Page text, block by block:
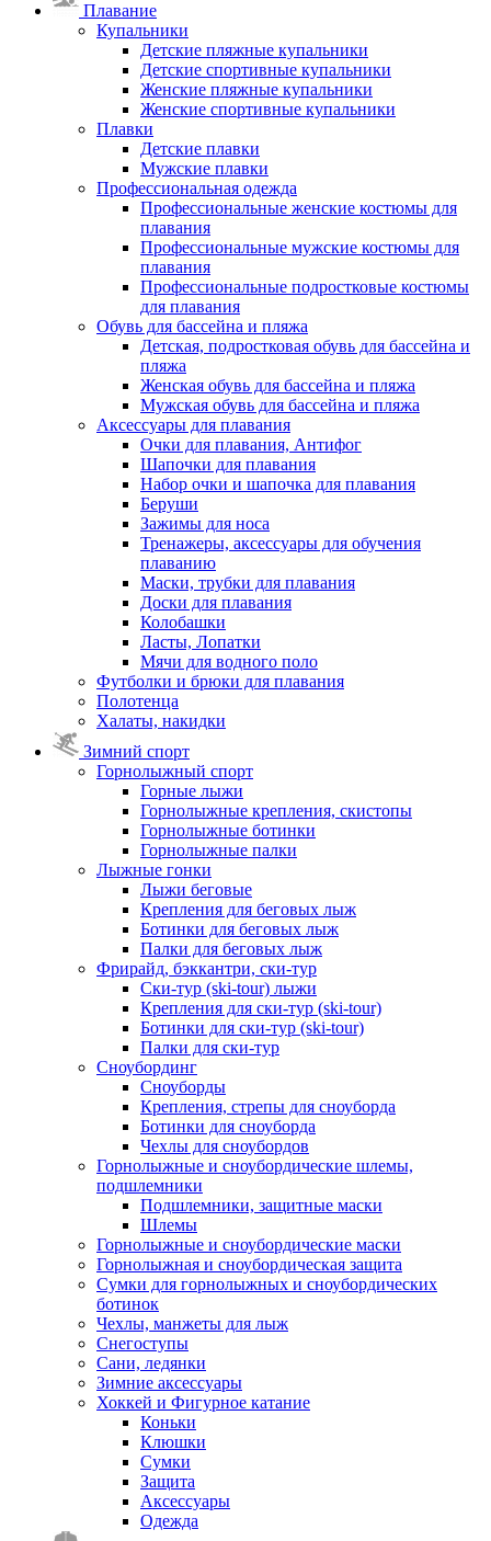
Плавание
Купальники
Детские пляжные купальники
Детские спортивные купальники
Женские пляжные купальники
Женские спортивные купальники
Плавки
Детские плавки
Мужские плавки
Профессиональная одежда
Профессиональные женские костюмы для
плавания
Профессиональные мужские костюмы для
плавания
Профессиональные подростковые костюмы
для плавания
Обувь для бассейна и пляжа
Детская, подростковая обувь для бассейна и
пляжа
Женская обувь для бассейна и пляжа
Мужская обувь для бассейна и пляжа
Аксессуары для плавания
Очки для плавания, Антифог
Шапочки для плавания
Набор очки и шапочка для плавания
Беруши
Зажимы для носа
Тренажеры, аксессуары для обучения
плаванию
Маски, трубки для плавания
Доски для плавания
Колобашки
Ласты, Лопатки
Мячи для водного поло
Футболки и брюки для плавания
Полотенца
Халаты, накидки
Зимний спорт
Горнолыжный спорт
Горные лыжи
Горнолыжные крепления, скистопы
Горнолыжные ботинки
Горнолыжные палки
Лыжные гонки
Лыжи беговые
Крепления для беговых лыж
Ботинки для беговых лыж
Палки для беговых лыж
Фрирайд, бэккантри, ски-тур
Ски-тур (ski-tour) лыжи
Крепления для ски-тур (ski-tour)
Ботинки для ски-тур (ski-tour)
Палки для ски-тур
Сноубординг
Сноуборды
Крепления, стрепы для сноуборда
Ботинки для сноуборда
Чехлы для сноубордов
Горнолыжные и сноубордические шлемы,
подшлемники
Подшлемники, защитные маски
Шлемы
Горнолыжные и сноубордические маски
Горнолыжная и сноубордическая защита
Сумки для горнолыжных и сноубордических
ботинок
Чехлы, манжеты для лыж
Снегоступы
Сани, ледянки
Зимние аксессуары
Хоккей и Фигурное катание
Коньки
Клюшки
Сумки
Защита
Аксессуары
Одежда